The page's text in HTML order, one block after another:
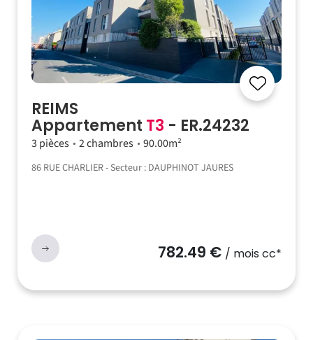
REIMS
Appartement T3 - ER.24232
3 pièces 2 chambres 90.00m²
86 RUE CHARLIER - Secteur : DAUPHINOT JAURES
782.49 € / mois cc*